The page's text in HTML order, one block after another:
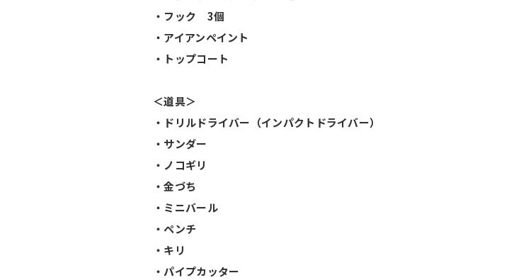
・フック 3個
・アイアンペイント
・トップコート
＜道具＞
・ドリルドライバー（インパクトドライバー）
・サンダー
・ノコギリ
・金づち
・ミニバール
・ペンチ
・キリ
・パイプカッター